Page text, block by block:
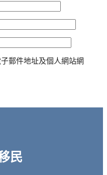
郵件地址及個人網站網
民